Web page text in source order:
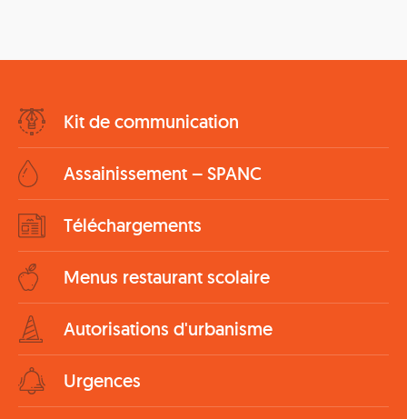
Menu
Kit de communication
Assainissement – SPANC
Téléchargements
Menus restaurant scolaire
Autorisations d'urbanisme
Urgences